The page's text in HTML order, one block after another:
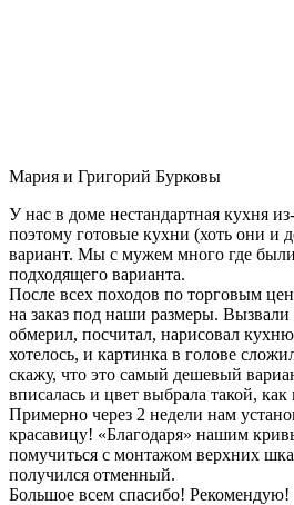
Мария и Григорий Бурковы
У нас в доме нестандартная кухня
поэтому готовые кухни (хоть они и
вариант. Мы с мужем много где
подходящего варианта.
После всех походов по торговым
на заказ под наши размеры.
обмерил, посчитал, нарисовал
хотелось, и картинка в голове
скажу, что это самый дешевый
вписалась и цвет выбрала такой, как
Примерно через 2 недели нам
красавицу! «Благодаря» нашим
помучиться с монтажом верхних
получился отменный.
Большое всем спасибо! Рекомендую!